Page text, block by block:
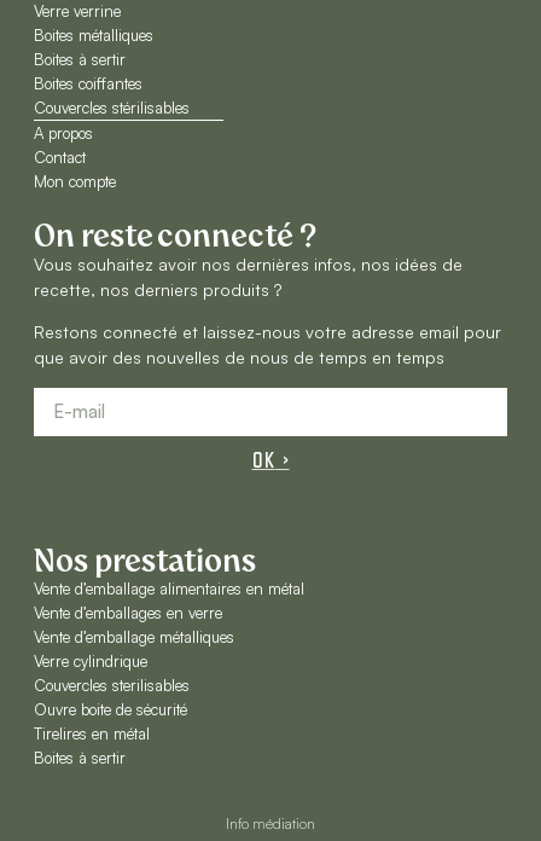
Verre verrine
Boites métalliques
Boites à sertir
Boites coiffantes
Couvercles stérilisables
A propos
Contact
Mon compte
On reste connecté ?
Vous souhaitez avoir nos dernières infos, nos idées de
recette, nos derniers produits ?
Restons connecté et laissez-nous votre adresse email pour
que avoir des nouvelles de nous de temps en temps
OK
Nos prestations
Vente d’emballage alimentaires en métal
Vente d’emballages en verre
Vente d’emballage métalliques
Verre cylindrique
Couvercles sterilisables
Ouvre boite de sécurité
Tirelires en métal
Boites à sertir
Info médiation